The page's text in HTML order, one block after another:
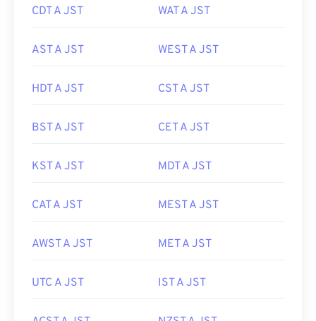
CDT A JST WAT A JST
AST A JST WEST A JST
HDT A JST CST A JST
BST A JST CET A JST
KST A JST MDT A JST
CAT A JST MEST A JST
AWST A JST MET A JST
UTC A JST IST A JST